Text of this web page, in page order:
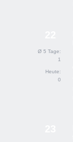
Ø 5 Tage:
1
Heute:
0